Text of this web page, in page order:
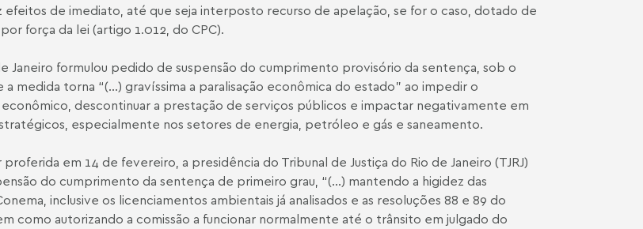
efeitos de imediato, até que seja interposto recurso de apelação, se for o caso, dotado de
força da lei (artigo 1.012, do CPC).
Janeiro formulou pedido de suspensão do cumprimento provisório da sentença, sob o
medida torna “(...) gravíssima a paralisação econômica do estado” ao impedir o
descontinuar a prestação de serviços públicos e impactar negativamente em
especialmente nos setores de energia, petróleo e gás e saneamento.
proferida em 14 de fevereiro, a presidência do Tribunal de Justiça do Rio de Janeiro (TJRJ)
do cumprimento da sentença de primeiro grau, “(...) mantendo a higidez das
inclusive os licenciamentos ambientais já analisados e as resoluções 88 e 89 do
como autorizando a comissão a funcionar normalmente até o trânsito em julgado do